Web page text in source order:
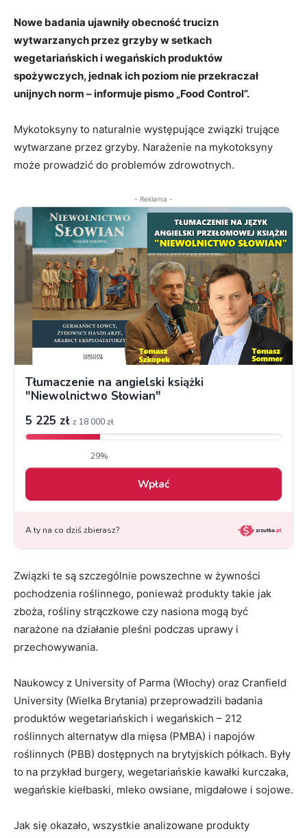
Nowe badania ujawniły obecność trucizn
wytwarzanych przez grzyby w setkach
wegetariańskich i wegańskich produktów
spożywczych, jednak ich poziom nie przekraczał
unijnych norm – informuje pismo „Food Control”.
Mykotoksyny to naturalnie występujące związki trujące
wytwarzane przez grzyby. Narażenie na mykotoksyny
może prowadzić do problemów zdrowotnych.
- Reklama -
Związki te są szczególnie powszechne w żywności
pochodzenia roślinnego, ponieważ produkty takie jak
zboża, rośliny strączkowe czy nasiona mogą być
narażone na działanie pleśni podczas uprawy i
przechowywania.
Naukowcy z University of Parma (Włochy) oraz Cranfield
University (Wielka Brytania) przeprowadzili badania
produktów wegetariańskich i wegańskich – 212
roślinnych alternatyw dla mięsa (PMBA) i napojów
roślinnych (PBB) dostępnych na brytyjskich półkach. Były
to na przykład burgery, wegetariańskie kawałki kurczaka,
wegańskie kiełbaski, mleko owsiane, migdałowe i sojowe.
Jak się okazało, wszystkie analizowane produkty